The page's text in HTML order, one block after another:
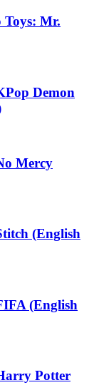
Mr.
Demon
Mercy
(English
(English
Potter